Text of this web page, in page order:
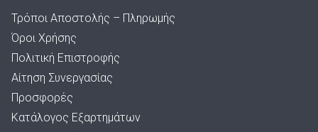
Τρόποι Αποστολής – Πληρωμής
Όροι Χρήσης
Πολιτική Επιστροφής
Αίτηση Συνεργασίας
Προσφορές
Κατάλογος Εξαρτημάτων